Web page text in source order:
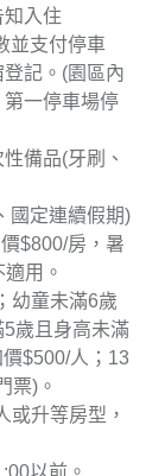
知入住
並支付停車
記。(園區內
一停車場停
備品(牙刷、
國定連續假期)
$800/房，暑
用。
幼童未滿6歲
歲且身高未滿
$500/人；13
票)。
或升等房型，